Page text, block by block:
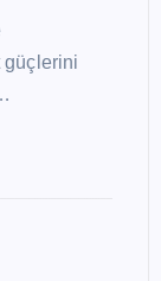
güçlerini